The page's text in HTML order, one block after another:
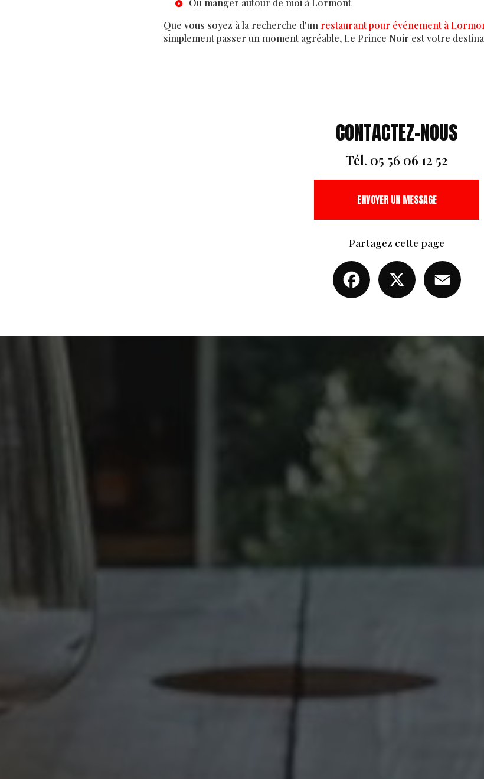
Ou manger autour de moi à Lormont
Que vous soyez à la recherche d'un restaurant pour événement à
simplement passer un moment agréable, Le Prince Noir est votre
CONTACTEZ-NOUS
Tél. 05 56 06 12 52
ENVOYER UN MESSAGE
Partagez cette page
Facebook